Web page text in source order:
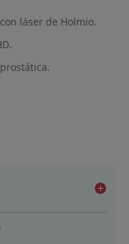
láser de Holmio.